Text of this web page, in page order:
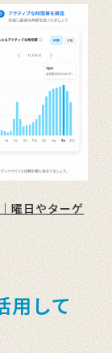
曜日やターゲ
用して